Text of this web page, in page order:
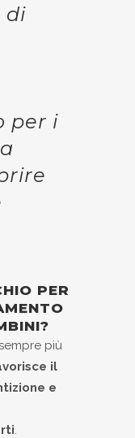
di
per i
PER
più
il
e
.